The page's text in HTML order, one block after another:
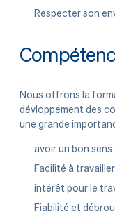
Respecter son
Nous offrons la
dévloppement des
une grande
avoir un bon
Facilité à
intérêt pour le
Fiabilité et